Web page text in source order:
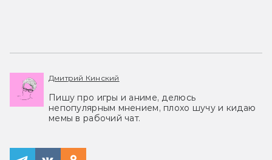
Дмитрий Кинский
Пишу про игры и аниме, делюсь
непопулярным мнением, плохо шучу и кидаю
мемы в рабочий чат.